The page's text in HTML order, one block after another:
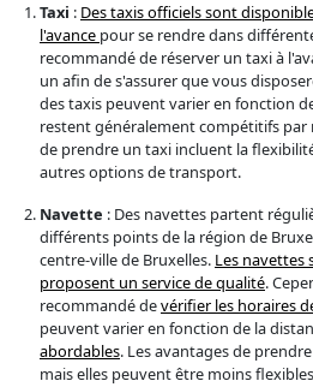
Taxi : Des taxis officiels sont
l'avance pour se rendre dans
recommandé de réserver un taxi à
un afin de s'assurer que vous
des taxis peuvent varier en fonction
restent généralement compétitifs
de prendre un taxi incluent la
autres options de transport.
Navette : Des navettes partent
différents points de la région de
centre-ville de Bruxelles. Les navettes
proposent un service de qualité.
recommandé devérifier les horaires
peuvent varier en fonction de la
abordables. Les avantages de
mais elles peuvent être moins